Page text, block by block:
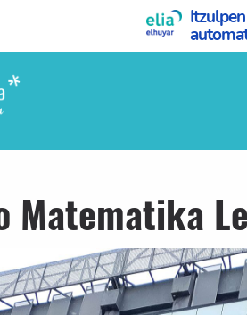
Matematika